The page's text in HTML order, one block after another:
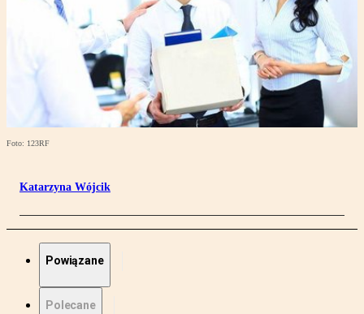
Foto: 123RF
Katarzyna Wójcik
Powiązane
Polecane